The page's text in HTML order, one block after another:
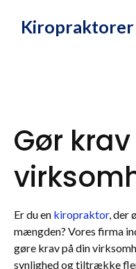
Kiropraktorer
Gør
Er du en kiropraktor, der
mængden? Vores firma
gøre krav på din
synlighed og tiltrække